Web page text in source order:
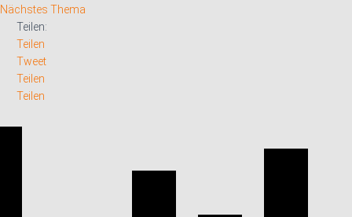
Nächstes Thema
Teilen:
Teilen
Tweet
Teilen
Teilen